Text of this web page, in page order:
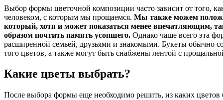
Выбор формы цветочной композиции часто зависит от того,
человеком, с которым мы прощаемся. Мы также можем
который, хотя и может показаться менее впечатляющим,
образом почтить память усопшего. Однако чаще всего эта
расширенной семьей, друзьями и знакомыми. Букеты обычно
того цветов, а также могут быть снабжены лентой с
Какие цветы выбрать?
После выбора формы еще необходимо решить, из каких цветов